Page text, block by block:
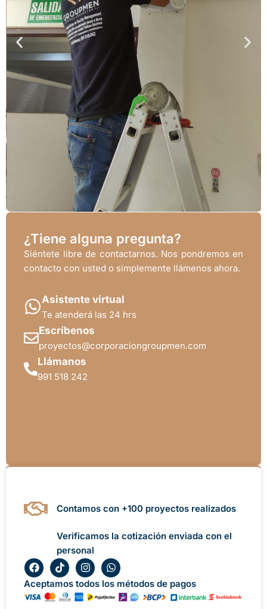
¿Tiene alguna pregunta?
Siéntete libre de contactarnos. Nos pondremos en
contacto con usted o simplemente llámenos ahora.
Asistente virtual
Te atenderá las 24 hrs
Escríbenos
proyectos@corporaciongroupmen.com
Llámanos
991 518 242
Contamos con +100 proyectos realizados
Verificamos la cotización enviada con el
personal
F
a
c
e
b
T
i
k
t
o
I
n
s
t
a
W
h
a
s
Aceptamos todos los métodos de pagos